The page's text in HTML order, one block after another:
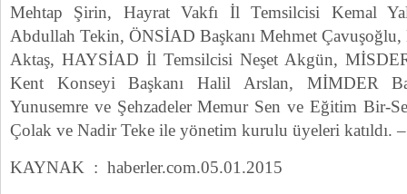
Mehtap Şirin, Hayrat Vakfı İl Temsilcisi Kemal
Abdullah Tekin, ÖNSİAD Başkanı Mehmet Çavuşoğlu,
Aktaş, HAYSİAD İl Temsilcisi Neşet Akgün,
Kent Konseyi Başkanı Halil Arslan, MİMDER
Yunusemre ve Şehzadeler Memur Sen ve Eğitim Bir-
Çolak ve Nadir Teke ile yönetim kurulu üyeleri katıldı.
KAYNAK : haberler.com.05.01.2015